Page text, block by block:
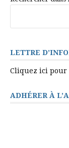
LETTRE
Cliquez ici pour
ADHÉRER À